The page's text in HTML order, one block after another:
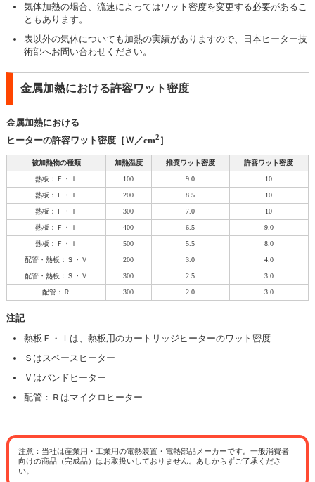
気体加熱の場合、流速によってはワット密度を変更する必要があるこ
ともあります。
表以外の気体についても加熱の実績がありますので、日本ヒーター技
術部へお問い合わせください。
金属加熱における許容ワット密度
金属加熱における
ヒーターの許容ワット密度［Ｗ／cm2 ］
被加熱物の種類 加熱温度 推奨ワット密度 許容ワット密度
熱板：Ｆ・Ｉ 100 9.0 10
熱板：Ｆ・Ｉ 200 8.5 10
熱板：Ｆ・Ｉ 300 7.0 10
熱板：Ｆ・Ｉ 400 6.5 9.0
熱板：Ｆ・Ｉ 500 5.5 8.0
配管・熱板：Ｓ・Ｖ 200 3.0 4.0
配管・熱板：Ｓ・Ｖ 300 2.5 3.0
配管：Ｒ 300 2.0 3.0
注記
熱板Ｆ・Ｉは、熱板用のカートリッジヒーターのワット密度
Ｓはスペースヒーター
Ｖはバンドヒーター
配管：Ｒはマイクロヒーター
注意：当社は産業用・工業用の電熱装置・電熱部品メーカーです。一般消費者
向けの商品（完成品）はお取扱いしておりません。あしからずご了承くださ
い。